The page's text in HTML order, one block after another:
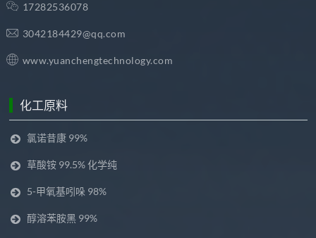
17282536078
3042184429@qq.com
www.yuanchengtechnology.com
化工原料
氯诺昔康 99%
草酸铵 99.5% 化学纯
5-甲氧基吲哚 98%
醇溶苯胺黑 99%